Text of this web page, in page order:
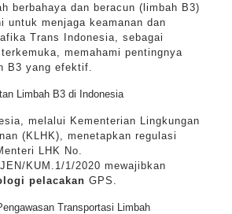
berbahaya dan beracun (limbah B3)
untuk menjaga keamanan dan
Trans Indonesia, sebagai
memahami pentingnya
B3 yang efektif.
Limbah B3 di Indonesia
melalui Kementerian Lingkungan
(KLHK), menetapkan regulasi
LHK No.
KUM.1/1/2020 mewajibkan
pelacakan GPS.
Transportasi Limbah